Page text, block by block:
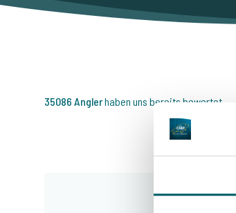
35086 Anglerhaben uns bereits bewertet